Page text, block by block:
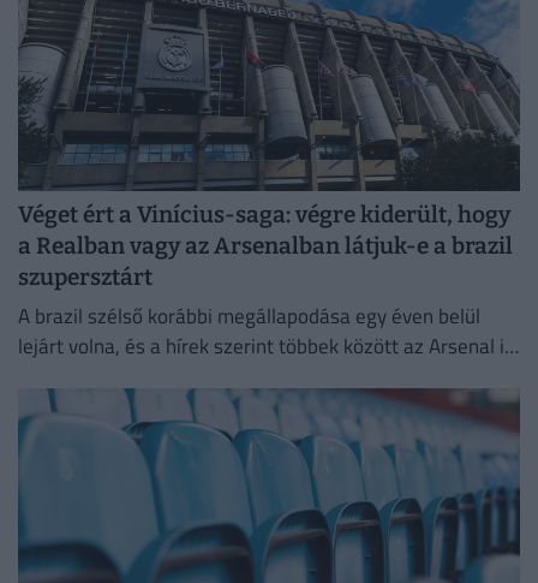
Véget ért a Vinícius-saga: végre kiderült, hogy
a Realban vagy az Arsenalban látjuk-e a brazil
szupersztárt
A brazil szélső korábbi megállapodása egy éven belül
lejárt volna, és a hírek szerint többek között az Arsenal is